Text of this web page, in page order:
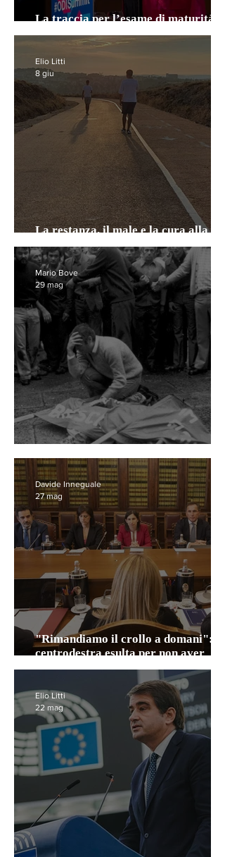
La traccia per l’esame di maturità
che vorrei
La restanza, il male e la cura alla
partenza
Elio Litti
8 giu
Fascinati dalla violenza
Mario Bove
29 mag
"Rimandiamo il crollo a domani": il
centrodestra esulta per non aver
perso
Davide Inneguale
27 mag
Elio Litti
22 mag